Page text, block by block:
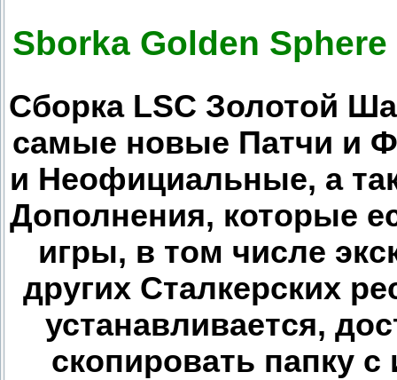
Sborka Golden Sphere
Сборка LSC Золотой
самые новые Патчи и
и Неофициальные, а
Дополнения, которые
игры, в том числе
других Сталкерских
устанавливается,
скопировать папку